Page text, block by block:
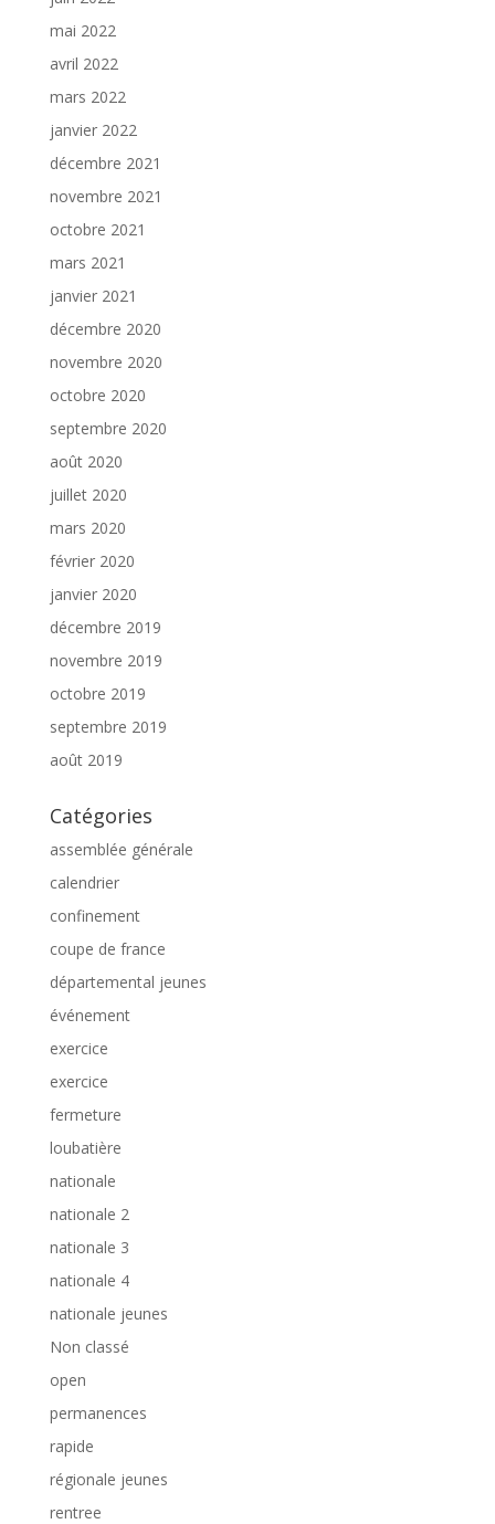
mai 2022
avril 2022
mars 2022
janvier 2022
décembre 2021
novembre 2021
octobre 2021
mars 2021
janvier 2021
décembre 2020
novembre 2020
octobre 2020
septembre 2020
août 2020
juillet 2020
mars 2020
février 2020
janvier 2020
décembre 2019
novembre 2019
octobre 2019
septembre 2019
août 2019
Catégories
assemblée générale
calendrier
confinement
coupe de france
départemental jeunes
événement
exercice
exercice
fermeture
loubatière
nationale
nationale 2
nationale 3
nationale 4
nationale jeunes
Non classé
open
permanences
rapide
régionale jeunes
rentree